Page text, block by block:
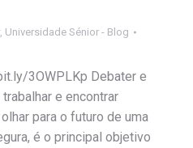
Universidade Sénior - Blog
3OWPLKp Debater e
e encontrar
para o futuro de uma
é o principal objetivo